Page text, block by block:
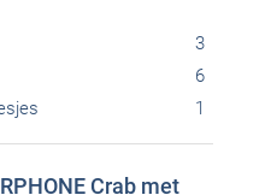
3
6
1
Crab met